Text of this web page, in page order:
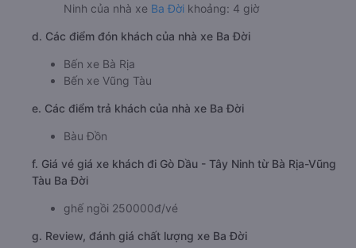
Ninh của nhà xe Ba Đời khoảng: 4 giờ
d. Các điểm đón khách của nhà xe Ba Đời
Bến xe Bà Rịa
Bến xe Vũng Tàu
e. Các điểm trả khách của nhà xe Ba Đời
Bàu Đồn
f. Giá vé giá xe khách đi Gò Dầu - Tây Ninh từ Bà Rịa-Vũng
Tàu Ba Đời
ghế ngồi 250000đ/vé
g. Review, đánh giá chất lượng xe Ba Đời